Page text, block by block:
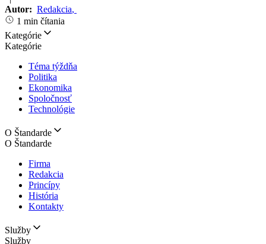
Autor: Redakcia,
1 min čítania
Kategórie
Kategórie
Téma týždňa
Politika
Ekonomika
Spoločnosť
Technológie
O Štandarde
O Štandarde
Firma
Redakcia
Princípy
História
Kontakty
Služby
Služby